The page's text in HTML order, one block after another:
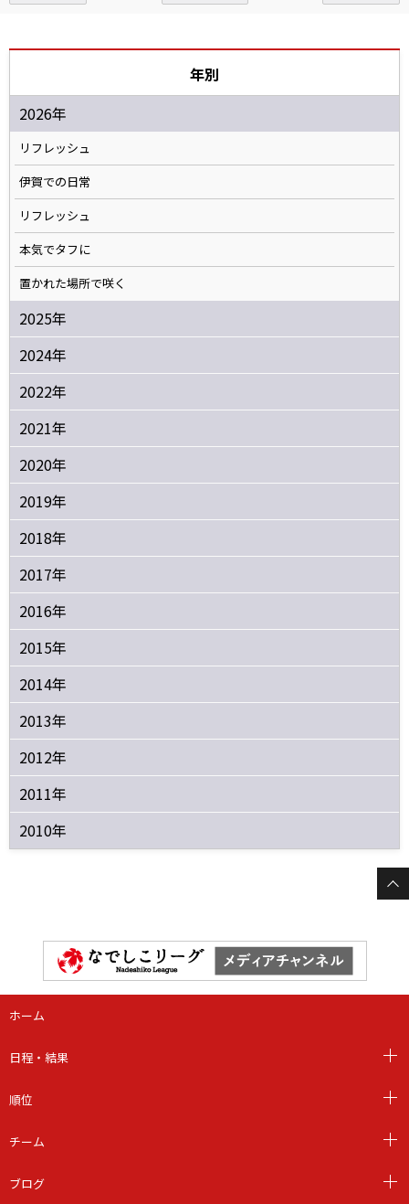
年別
2026年
リフレッシュ
伊賀での日常
リフレッシュ
本気でタフに
置かれた場所で咲く
2025年
2024年
2022年
2021年
2020年
2019年
2018年
2017年
2016年
2015年
2014年
2013年
2012年
2011年
2010年
ホーム
日程・結果
順位
チーム
ブログ